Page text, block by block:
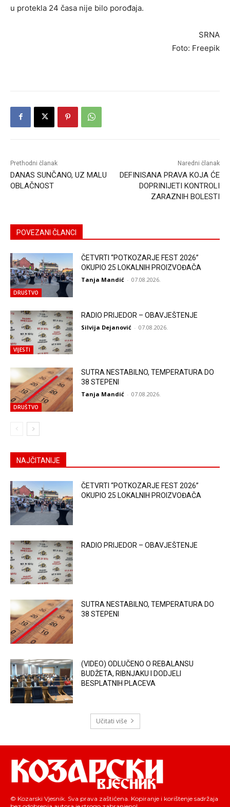
u protekla 24 časa nije bilo porođaja.
SRNA
Foto: Freepik
Prethodni članak
DANAS SUNČANO, UZ MALU
OBLAČNOST
Naredni članak
DEFINISANA PRAVA KOJA ĆE
DOPRINIJETI KONTROLI
ZARAZNIH BOLESTI
POVEZANI ČLANCI
DRUŠTVO
ČETVRTI “POTKOZARJE FEST 2026”
OKUPIO 25 LOKALNIH PROIZVOĐAČA
Tanja Mandić - 07.08.2026.
VIJESTI
RADIO PRIJEDOR – OBAVJEŠTENJE
Silvija Dejanović - 07.08.2026.
DRUŠTVO
SUTRA NESTABILNO, TEMPERATURA DO
38 STEPENI
Tanja Mandić - 07.08.2026.
NAJČITANIJE
ČETVRTI “POTKOZARJE FEST 2026”
OKUPIO 25 LOKALNIH PROIZVOĐAČA
RADIO PRIJEDOR – OBAVJEŠTENJE
SUTRA NESTABILNO, TEMPERATURA DO
38 STEPENI
(VIDEO) ODLUČENO O REBALANSU
BUDŽETA, RIBNJAKU I DODJELI
BESPLATNIH PLACEVA
Učitati više
© Kozarski Vjesnik. Sva prava zaštićena. Kopiranje i korištenje sadržaja